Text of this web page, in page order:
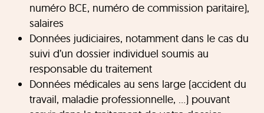
numéro BCE, numéro de commission paritaire),
salaires
Données judiciaires, notamment dans le cas du
suivi d’un dossier individuel soumis au
responsable du traitement
Données médicales au sens large (accident du
travail, maladie professionnelle, …) pouvant